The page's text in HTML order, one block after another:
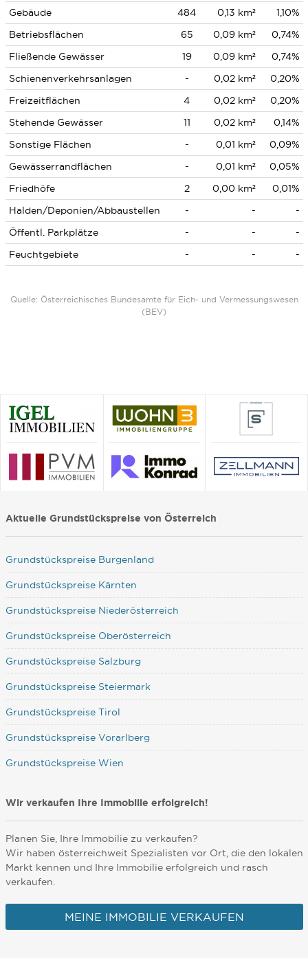
Gebäude 484 0,13 km²
1,10%
Betriebsflächen
65 0,09 km²
0,74%
Fließende Gewässer
19 0,09 km²
0,74%
Schienenverkehrsanlagen
- 0,02 km²
0,20%
Freizeitflächen
4 0,02 km²
0,20%
Stehende Gewässer
11 0,02 km²
0,14%
Sonstige Flächen
- 0,01 km²
0,09%
Gewässerrandflächen
- 0,01 km²
0,05%
Friedhöfe
2 0,00 km²
0,01%
Halden/Deponien/Abbaustellen
- -
-
Öffentl. Parkplätze
- -
-
Feuchtgebiete
- - -
Quelle: Österreichisches Bundesamte für Eich- und Vermessungswesen
(BEV)
Aktuelle Grundstückspreise von Österreich
Grundstückspreise Burgenland
Grundstückspreise Kärnten
Grundstückspreise Niederösterreich
Grundstückspreise Oberösterreich
Grundstückspreise Salzburg
Grundstückspreise Steiermark
Grundstückspreise Tirol
Grundstückspreise Vorarlberg
Grundstückspreise Wien
Wir verkaufen Ihre Immobilie erfolgreich!
Planen Sie, Ihre Immobilie zu verkaufen?
Wir haben österreichweit Spezialisten vor Ort, die den lokalen
Markt kennen und Ihre Immobilie erfolgreich und rasch
verkaufen.
MEINE IMMOBILIE VERKAUFEN